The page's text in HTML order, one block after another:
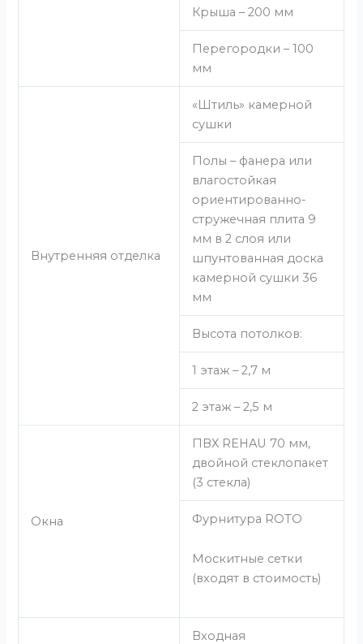
Крыша – 200 мм
Перегородки – 100
мм
Внутренняя отделка
«Штиль» камерной
сушки
Полы – фанера или
влагостойкая
ориентированно-
стружечная плита 9
мм в 2 слоя или
шпунтованная доска
камерной сушки 36
мм
Высота потолков:
1 этаж – 2,7 м
2 этаж – 2,5 м
Окна
ПВХ REHAU 70 мм,
двойной стеклопакет
(3 стекла)
Фурнитура ROTO
Москитные сетки
(входят в стоимость)
Входная